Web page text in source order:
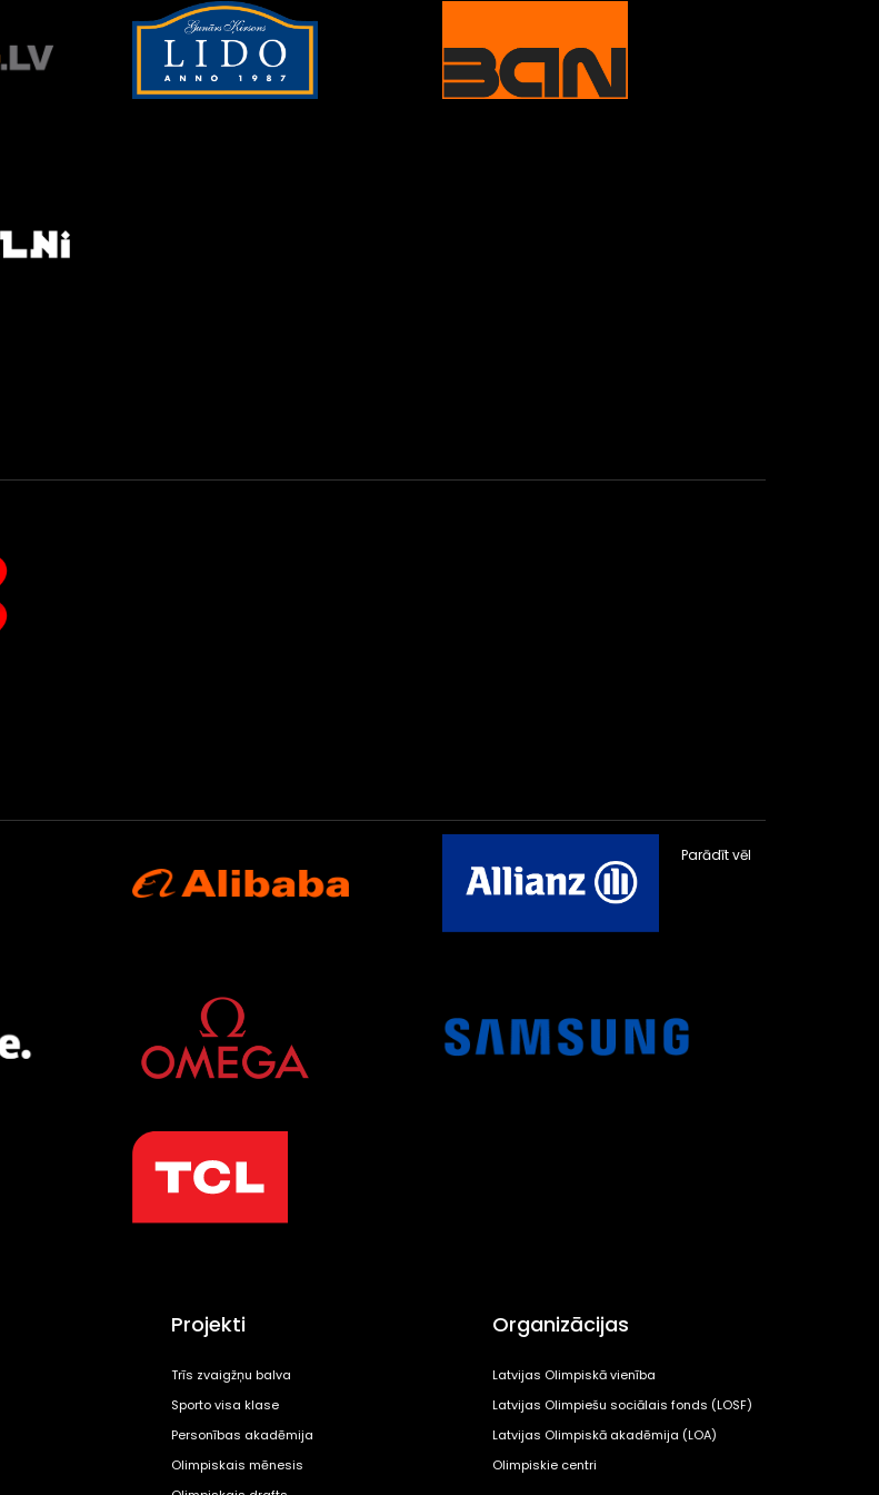
Parādīt vēl
Projekti
Trīs zvaigžņu balva
Sporto visa klase
Personības akadēmija
Olimpiskais mēnesis
Organizācijas
Latvijas Olimpiskā vienība
Latvijas Olimpiešu sociālais fonds (LOSF)
Latvijas Olimpiskā akadēmija (LOA)
Olimpiskie centri